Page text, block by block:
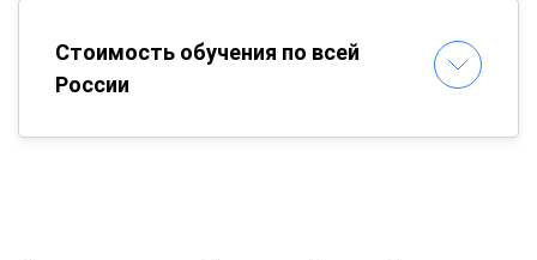
Стоимость обучения по всей
России